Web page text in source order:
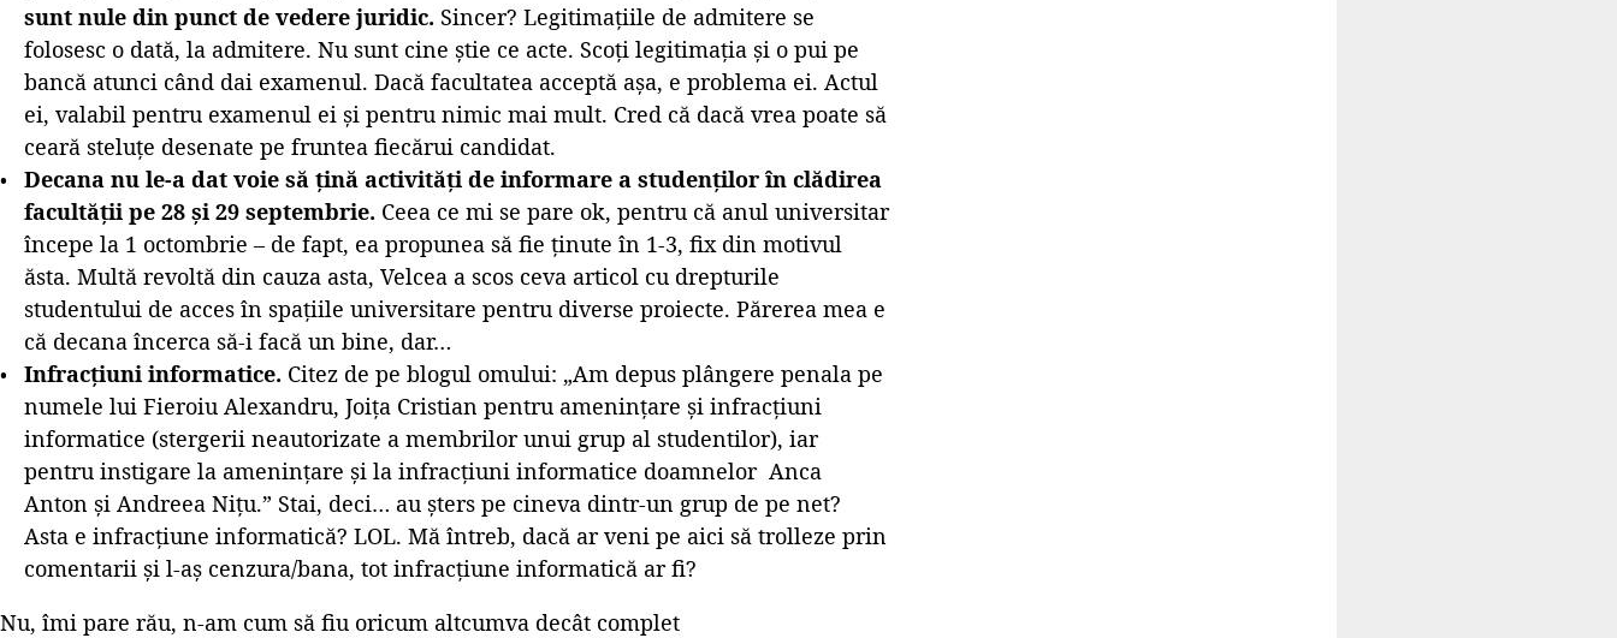
sunt nule din punct de vedere juridic. Sincer? Legitimațiile de admitere se
folosesc o dată, la admitere. Nu sunt cine știe ce acte. Scoți legitimația și o pui pe
bancă atunci când dai examenul. Dacă facultatea acceptă așa, e problema ei. Actul
ei, valabil pentru examenul ei și pentru nimic mai mult. Cred că dacă vrea poate să
ceară steluțe desenate pe fruntea fiecărui candidat.
Decana nu le-a dat voie să țină activități de informare a studenților în clădirea
facultății pe 28 și 29 septembrie. Ceea ce mi se pare ok, pentru că anul universitar
începe la 1 octombrie – de fapt, ea propunea să fie ținute în 1-3, fix din motivul
ăsta. Multă revoltă din cauza asta, Velcea a scos ceva articol cu drepturile
studentului de acces în spațiile universitare pentru diverse proiecte. Părerea mea e
că decana încerca să-i facă un bine, dar…
Infracțiuni informatice. Citez de pe blogul omului: „Am depus plângere penala pe
numele lui Fieroiu Alexandru, Joiţa Cristian pentru ameninţare şi infracţiuni
informatice (stergerii neautorizate a membrilor unui grup al studentilor), iar
pentru instigare la ameninţare şi la infracţiuni informatice doamnelor Anca
Anton şi Andreea Niţu.” Stai, deci… au șters pe cineva dintr-un grup de pe net?
Asta e infracțiune informatică? LOL. Mă întreb, dacă ar veni pe aici să trolleze prin
comentarii și l-aș cenzura/bana, tot infracțiune informatică ar fi?
Nu, îmi pare rău, n-am cum să fiu oricum altcumva decât complet